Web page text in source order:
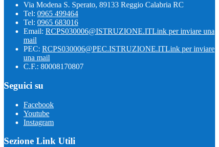
Via Modena S. Sperato, 89133 Reggio Calabria RC
Tel: 0965 499464
Tel: 0965 683016
Email: RCPS030006@ISTRUZIONE.ITLink per inviare una
mail
PEC: RCPS030006@PEC.ISTRUZIONE.ITLink per inviare
una mail
C.F.: 80008170807
Seguici su
Facebook
Youtube
Instagram
Sezione Link Utili